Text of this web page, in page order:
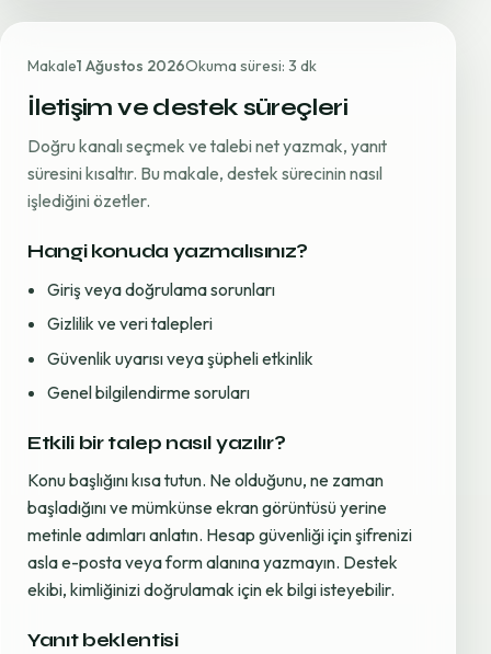
Makale1 Ağustos 2026Okuma süresi: 3 dk
İletişim ve destek süreçleri
Doğru kanalı seçmek ve talebi net yazmak, yanıt
süresini kısaltır. Bu makale, destek sürecinin nasıl
işlediğini özetler.
Hangi konuda yazmalısınız?
Giriş veya doğrulama sorunları
Gizlilik ve veri talepleri
Güvenlik uyarısı veya şüpheli etkinlik
Genel bilgilendirme soruları
Etkili bir talep nasıl yazılır?
Konu başlığını kısa tutun. Ne olduğunu, ne zaman
başladığını ve mümkünse ekran görüntüsü yerine
metinle adımları anlatın. Hesap güvenliği için şifrenizi
asla e-posta veya form alanına yazmayın. Destek
ekibi, kimliğinizi doğrulamak için ek bilgi isteyebilir.
Yanıt beklentisi